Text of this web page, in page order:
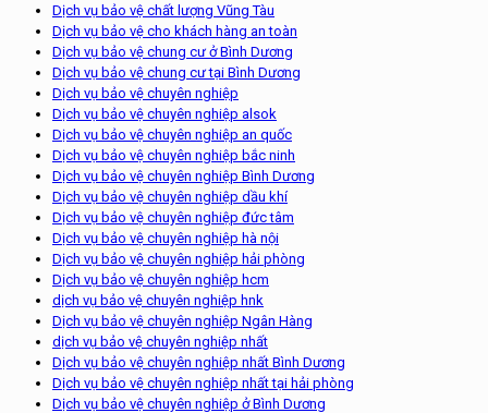
Dịch vụ bảo vệ chất lượng Vũng Tàu
Dịch vụ bảo vệ cho khách hàng an toàn
Dịch vụ bảo vệ chung cư ở Bình Dương
Dịch vụ bảo vệ chung cư tại Bình Dương
Dịch vụ bảo vệ chuyên nghiệp
Dịch vụ bảo vệ chuyên nghiệp alsok
Dịch vụ bảo vệ chuyên nghiệp an quốc
Dịch vụ bảo vệ chuyên nghiệp bắc ninh
Dịch vụ bảo vệ chuyên nghiệp Bình Dương
Dịch vụ bảo vệ chuyên nghiệp dầu khí
Dịch vụ bảo vệ chuyên nghiệp đức tâm
Dịch vụ bảo vệ chuyên nghiệp hà nội
Dịch vụ bảo vệ chuyên nghiệp hải phòng
Dịch vụ bảo vệ chuyên nghiệp hcm
dịch vụ bảo vệ chuyên nghiệp hnk
Dịch vụ bảo vệ chuyên nghiệp Ngân Hàng
dịch vụ bảo vệ chuyên nghiệp nhất
Dịch vụ bảo vệ chuyên nghiệp nhất Bình Dương
Dịch vụ bảo vệ chuyên nghiệp nhất tại hải phòng
Dịch vụ bảo vệ chuyên nghiệp ở Bình Dương